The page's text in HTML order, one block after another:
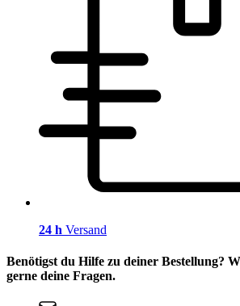
24 h Versand
Benötigst du Hilfe zu deiner Bestellung?
gerne deine Fragen.